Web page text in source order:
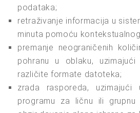
podataka;
retraživanje informacija u
minuta pomoću
premanje neograničenih
pohranu u oblaku,
različite formate datoteka;
zrada rasporeda,
programu za ličnu ili grupnu